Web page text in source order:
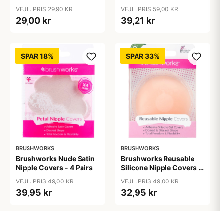
VEJL. PRIS 29,90 KR
29,00 kr
VEJL. PRIS 59,00 KR
39,21 kr
SPAR 18%
BRUSHWORKS
Brushworks Nude Satin
Nipple Covers - 4 Pairs
VEJL. PRIS 49,00 KR
39,95 kr
SPAR 33%
BRUSHWORKS
Brushworks Reusable
Silicone Nipple Covers 1
VEJL. PRIS 49,00 KR
32,95 kr